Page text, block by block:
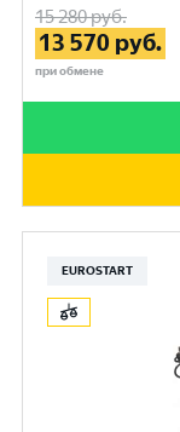
15 280руб.
13 570 руб.
при обмене
EUROSTART